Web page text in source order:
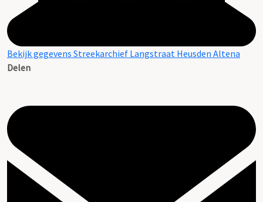
Bekijk gegevens Streekarchief Langstraat Heusden Altena
Delen